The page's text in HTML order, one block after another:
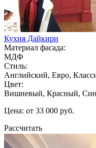
Кухня Дайкири
Материал фасада:
МДФ
Стиль:
Английский, Евро,
Цвет:
Вишневый, Красный,
Цена: от 33 000 руб.
Рассчитать